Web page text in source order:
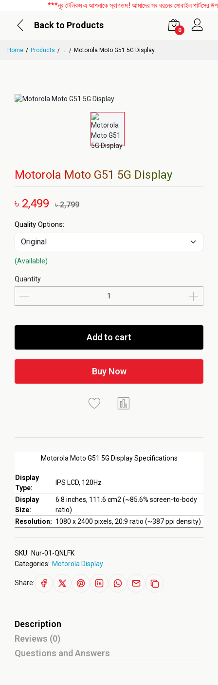
***নূর টেলিকম এ আপনাকে স্বাগতম ! আমাদের সব ধরনের মোবাইল পার্টসের
Back to Products
0
Home Products ... Motorola Moto G51 5G Display
Motorola Moto G51 5G Display
৳ 2,499 ৳ 2,799
Motorola Moto G51 5G Display Specifications
Display
Type:
IPS LCD, 120Hz
Display
Size:
6.8 inches, 111.6 cm2 (~85.6% screen-to-body
ratio)
Resolution: 1080 x 2400 pixels, 20:9 ratio (~387 ppi density)
Quality Options:
(Available)
Quantity
Add to cart
Buy Now
SKU: Nur-01-QNLFK
Categories: Motorola Display
Share:
Description
Reviews (0)
Questions and Answers